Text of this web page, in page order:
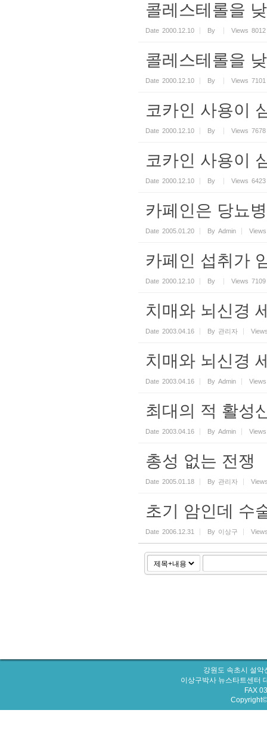
콜레스테롤을
Date 2000.12.10 By Views 8012
콜레스테롤을
Date 2000.12.10 By Views 7101
코카인 사용이
Date 2000.12.10 By Views 7678
코카인 사용이
Date 2000.12.10 By Views 6423
카페인은 당뇨
Date 2005.01.20 By Admin Views
카페인 섭취가
Date 2000.12.10 By Views 7109
치매와 뇌신경
Date 2003.04.16 By 관리자
치매와 뇌신경
Date 2003.04.16 By Admin Views
최대의 적 활성
Date 2003.04.16 By Admin Views
총성 없는 전쟁
Date 2005.01.18 By 관리자
초기 암인데 수
Date 2006.12.31 By 이상구
강원도 속초시 설
이상구박사 뉴스타트센터
FAX